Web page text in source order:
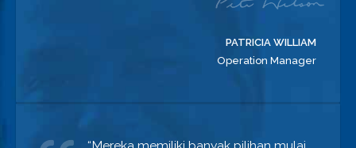
PATRICIA WILLIAM
Operation Manager